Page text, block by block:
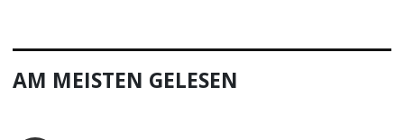
AM MEISTEN GELESEN